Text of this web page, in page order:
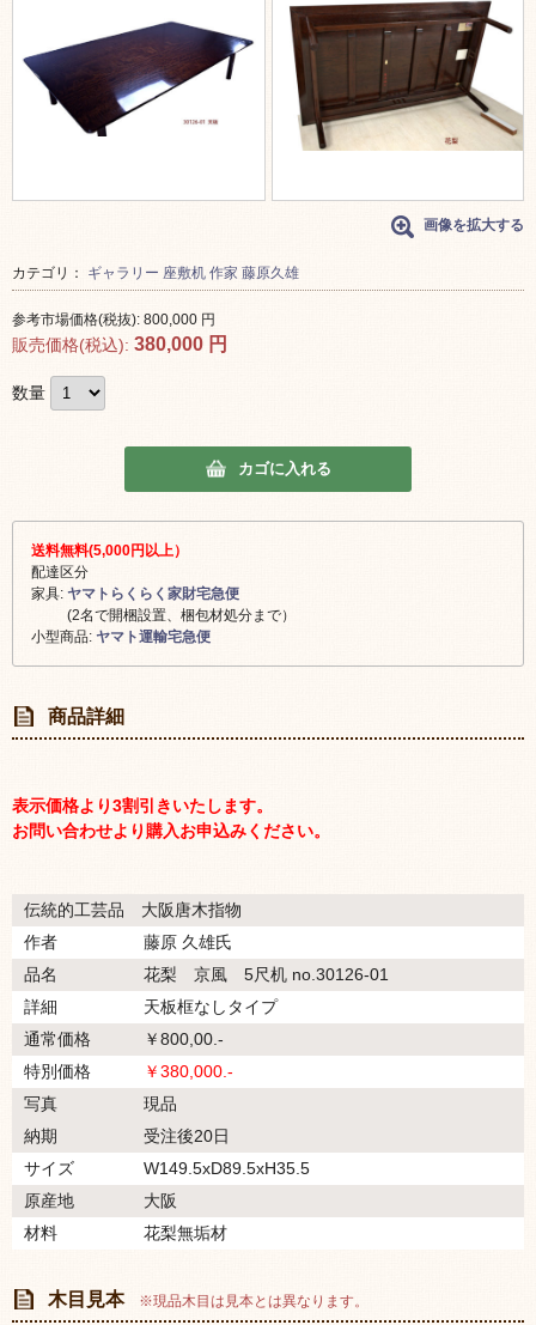
画像を拡大する
カテゴリ： ギャラリー 座敷机 作家 藤原久雄
参考市場価格(税抜): 800,000 円
販売価格(税込): 380,000 円
数量
カゴに入れる
送料無料(5,000円以上）
配達区分
家具: ヤマトらくらく家財宅急便
(2名で開梱設置、梱包材処分まで）
小型商品: ヤマト運輸宅急便
商品詳細
表示価格より3割引きいたします。
お問い合わせより購入お申込みください。
伝統的工芸品 大阪唐木指物
作者
藤原 久雄氏
品名
花梨 京風 5尺机 no.30126-01
詳細
天板框なしタイプ
通常価格
￥800,00.-
特別価格
￥380,000.-
写真
現品
納期
受注後20日
サイズ
W149.5xD89.5xH35.5
原産地
大阪
材料
花梨無垢材
木目見本 ※現品木目は見本とは異なります。